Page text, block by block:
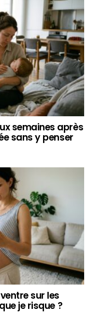
semaines après
sans y penser
sur les
je risque ?